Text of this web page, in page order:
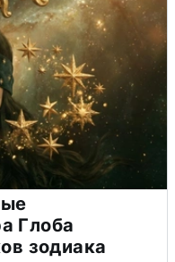
Глоба
зодиака